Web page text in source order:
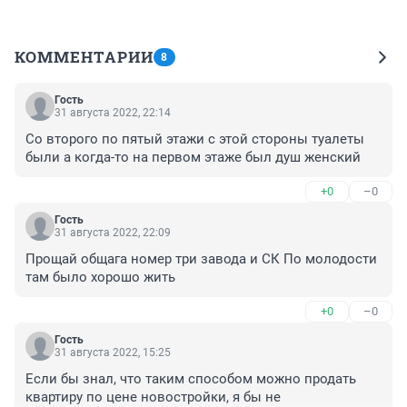
КОММЕНТАРИИ 8
Гость
31 августа 2022, 22:14
Со второго по пятый этажи с этой стороны туалеты
были а когда-то на первом этаже был душ женский
+0 –0
Гость
31 августа 2022, 22:09
Прощай общага номер три завода и СК По молодости
там было хорошо жить
+0 –0
Гость
31 августа 2022, 15:25
Если бы знал, что таким способом можно продать
квартиру по цене новостройки, я бы не